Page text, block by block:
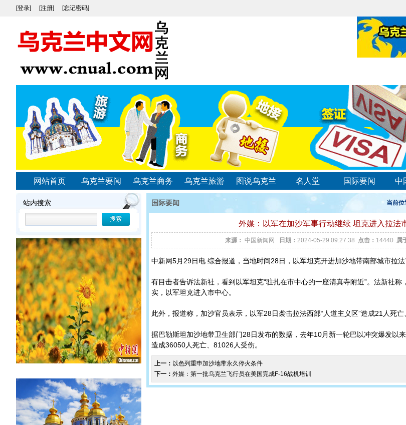
[登录] [注册] [忘记密码]
网站首页 乌克兰要闻 乌克兰商务 乌克兰旅游 图说乌克兰 名人堂 国际要闻 中
站内搜索 当前位
国际要闻
外媒：以军在加沙军事行动继续 坦克进入拉法
来源： 中国新闻网 日期： 2024-05-29 09:27:38 点击： 14440 属
中新网5月29日电 综合报道，当地时间28日，以军坦克开进加沙地带南部城市拉法
有目击者告诉法新社，看到以军坦克“驻扎在市中心的一座清真寺附近”。法新社
实，以军坦克进入市中心。
此外，报道称，加沙官员表示，以军28日袭击拉法西部“人道主义区”造成21人死亡
据巴勒斯坦加沙地带卫生部门28日发布的数据，去年10月新一轮巴以冲突爆发以
造成36050人死亡、81026人受伤。
上一： 以色列重申加沙地带永久停火条件
下一： 外媒：第一批乌克兰飞行员在美国完成F-16战机培训